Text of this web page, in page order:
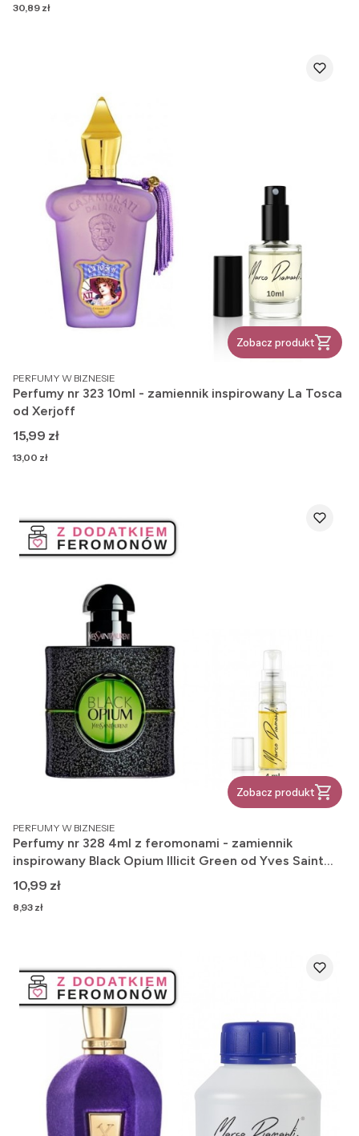
Cena
30,89 zł
Zobacz produkt
PRODUCENT
PERFUMY W BIZNESIE
Perfumy nr 323 10ml - zamiennik inspirowany La Tosca
od Xerjoff
Cena
15,99 zł
Cena
13,00 zł
Zobacz produkt
PRODUCENT
PERFUMY W BIZNESIE
Perfumy nr 328 4ml z feromonami - zamiennik
inspirowany Black Opium Illicit Green od Yves Saint
Laurent
Cena
10,99 zł
Cena
8,93 zł